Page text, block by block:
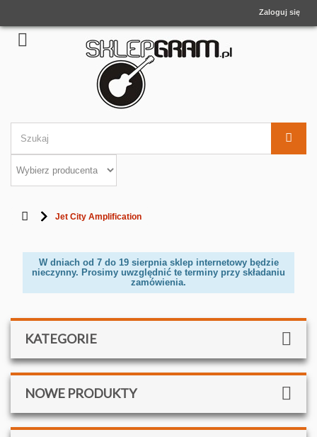
Zaloguj się
Jet City Amplification
W dniach od 7 do 19 sierpnia sklep internetowy będzie
nieczynny. Prosimy uwzględnić te terminy przy składaniu
zamówienia.
KATEGORIE
NOWE PRODUKTY